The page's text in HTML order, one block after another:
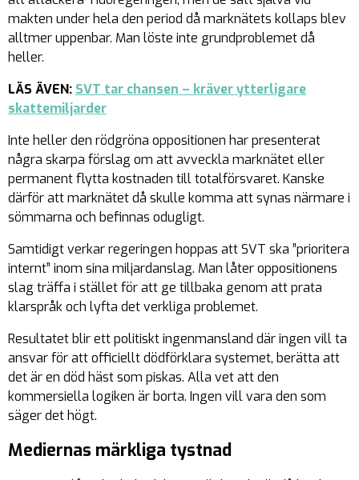
makten under hela den period då marknätets kollaps blev
alltmer uppenbar. Man löste inte grundproblemet då
heller.
LÄS ÄVEN: SVT tar chansen – kräver ytterligare
skattemiljarder
Inte heller den rödgröna oppositionen har presenterat
några skarpa förslag om att avveckla marknätet eller
permanent flytta kostnaden till totalförsvaret. Kanske
därför att marknätet då skulle komma att synas närmare i
sömmarna och befinnas odugligt.
Samtidigt verkar regeringen hoppas att SVT ska ”prioritera
internt” inom sina miljardanslag. Man låter oppositionens
slag träffa i stället för att ge tillbaka genom att prata
klarspråk och lyfta det verkliga problemet.
Resultatet blir ett politiskt ingenmansland där ingen vill ta
ansvar för att officiellt dödförklara systemet, berätta att
det är en död häst som piskas. Alla vet att den
kommersiella logiken är borta. Ingen vill vara den som
säger det högt.
Mediernas märkliga tystnad